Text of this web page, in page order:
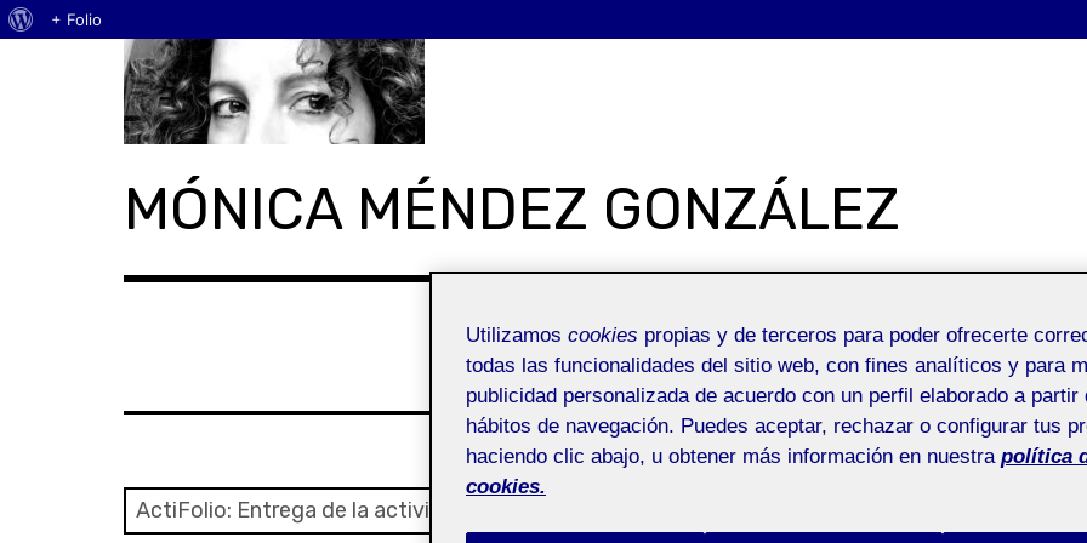
MÓNICA MÉNDEZ GONZÁLEZ
SOBRE MI
ActiFolio: Entrega de la actividad P2
Acerca
+ Folio
Utilizamos cookies propias y de terceros para poder ofrecerte
todas las funcionalidades del sitio web, con fines analíticos y para
publicidad personalizada de acuerdo con un perfil elaborado a partir
hábitos de navegación. Puedes aceptar, rechazar o configurar tus
haciendo clic abajo, u obtener más información en nuestra política
cookies.